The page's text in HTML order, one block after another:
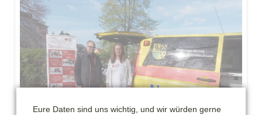
Eure Daten sind uns wichtig, und wir würden gerne